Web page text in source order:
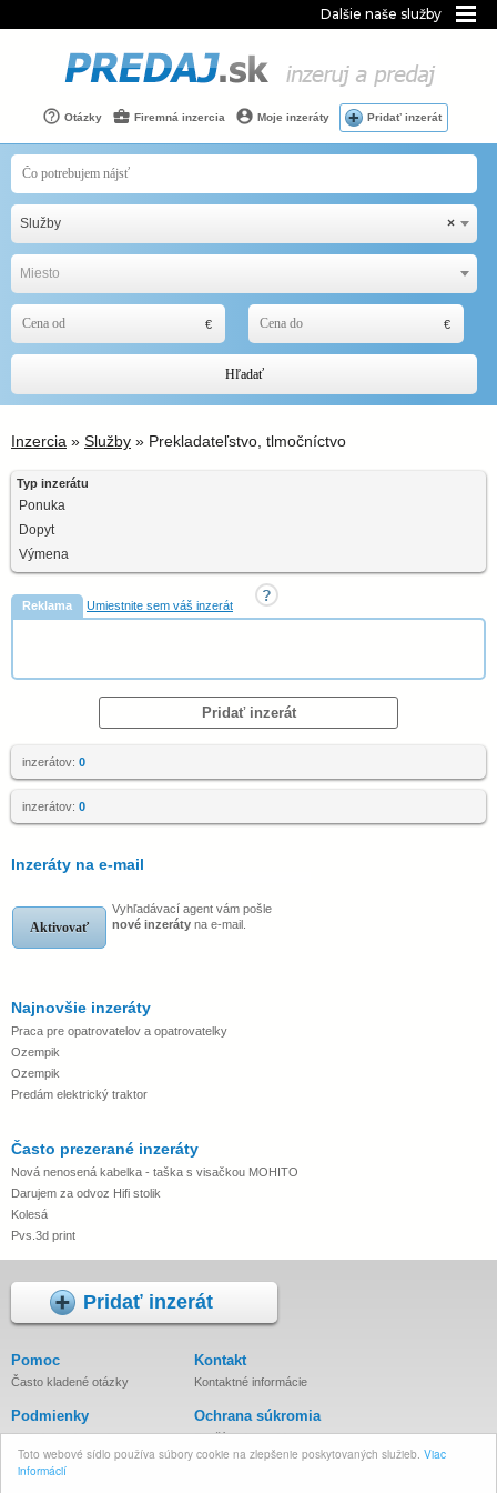
Toto webové sídlo používa súbory cookie na zlepšenie poskytovaných služieb. Viac
informácií
Dalšie naše služby
Otázky Firemná inzercia Moje inzeráty Pridať inzerát
×
Služby
Miesto
Hľadať
Inzercia » Služby » Prekladateľstvo, tlmočníctvo
Typ inzerátu
Ponuka
Dopyt
Výmena
Reklama Umiestnite sem váš inzerát
Pridať inzerát
inzerátov: 0
inzerátov: 0
Inzeráty na e-mail
Aktivovať
Vyhľadávací agent vám pošle
nové inzeráty na e-mail.
Najnovšie inzeráty
Praca pre opatrovatelov a opatrovatelky
Ozempik
Ozempik
Predám elektrický traktor
Často prezerané inzeráty
Nová nenosená kabelka - taška s visačkou MOHITO
Darujem za odvoz Hifi stolik
Kolesá
Pvs.3d print
Pridať inzerát
Pomoc
Často kladené otázky
Kontakt
Kontaktné informácie
Podmienky
Podmienky inzercie
Ochrana súkromia
Používanie cookies
Zásady spracovania osobných